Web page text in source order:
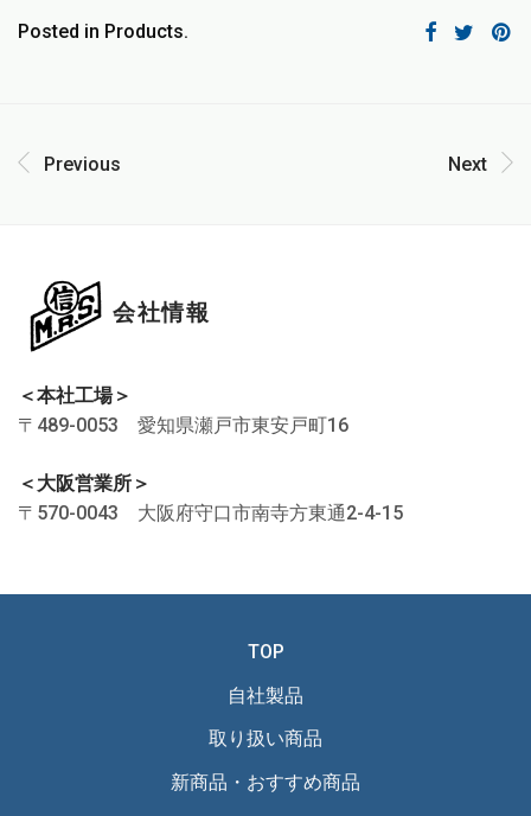
Posted in Products.
Previous Next
会社情報
＜本社工場＞
〒489-0053 愛知県瀬戸市東安戸町16
＜大阪営業所＞
〒570-0043 大阪府守口市南寺方東通2-4-15
TOP
自社製品
取り扱い商品
新商品・おすすめ商品